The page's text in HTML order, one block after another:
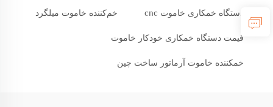
دستگاه خمکاری خاموت cnc خم‌کننده خاموت میلگرد
قیمت دستگاه خمکاری خودکار خاموت
خمکننده خاموت آرماتور ساخت چین